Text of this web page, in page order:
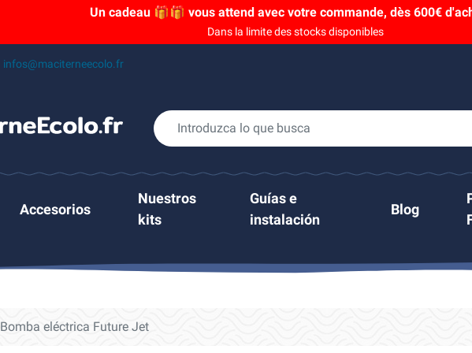
Un cadeau 🎁🎁 vous attend avec votre commande, dès 600€
Dans la limite des stocks disponibles
infos@maciterneecolo.fr
Accesorios
Nuestros
kits
Guías e
instalación
Blog
Bomba eléctrica Future Jet